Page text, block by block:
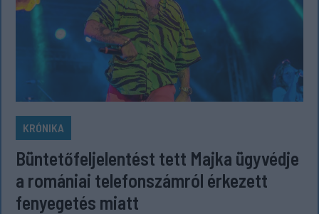
KRÓNIKA
Büntetőfeljelentést tett Majka ügyvédje
a romániai telefonszámról érkezett
fenyegetés miatt